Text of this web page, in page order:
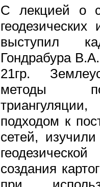
С лекцией о
выступил
Гондрабура
21гр.
методы
подходом к
сетей,
создания